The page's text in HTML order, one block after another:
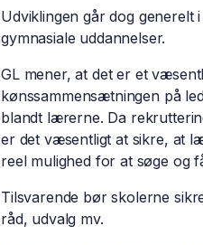
Udviklingen går dog generelt
gymnasiale uddannelser.
GL mener, at det er et
kønssammensætningen på
blandt lærerne. Da
er det væsentligt at sikre, at
reel mulighed for at søge og
Tilsvarende bør skolerne
råd, udvalg mv.